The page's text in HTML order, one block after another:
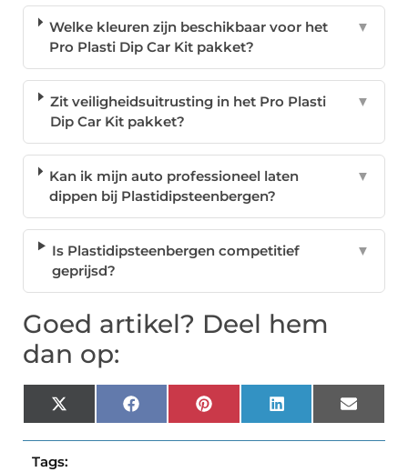
Welke kleuren zijn beschikbaar voor het
Pro Plasti Dip Car Kit pakket?
▼
Zit veiligheidsuitrusting in het Pro Plasti
Dip Car Kit pakket?
▼
Kan ik mijn auto professioneel laten
dippen bij Plastidipsteenbergen?
▼
Is Plastidipsteenbergen competitief
geprijsd?
▼
Goed artikel? Deel hem
dan op:
X
(Twitter)
FacebookPinterest LinkedIn Email
Tags: